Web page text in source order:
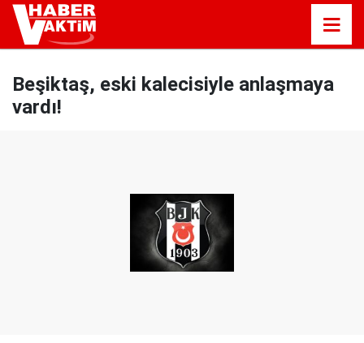
Beşiktaş, eski kalecisiyle anlaşmaya
vardı!